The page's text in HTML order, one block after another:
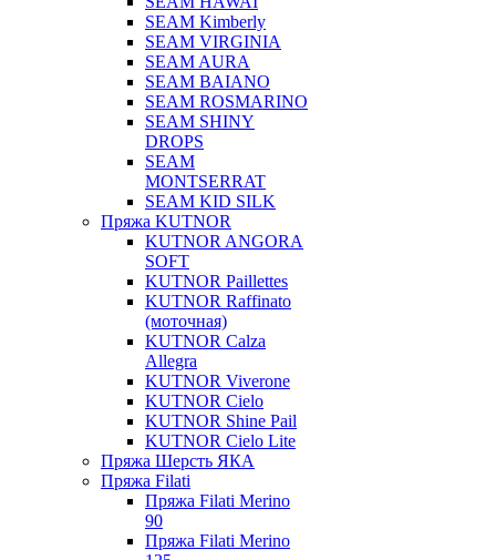
SEAM Kimberly
SEAM VIRGINIA
SEAM AURA
SEAM BAIANO
SEAM ROSMARINO
SEAM SHINY
DROPS
SEAM
MONTSERRAT
SEAM KID SILK
Пряжа KUTNOR
KUTNOR ANGORA
SOFT
KUTNOR Paillettes
KUTNOR Raffinato
(моточная)
KUTNOR Calza
Allegra
KUTNOR Viverone
KUTNOR Cielo
KUTNOR Shine Pail
KUTNOR Cielo Lite
Пряжа Шерсть ЯКА
Пряжа Filati
Пряжа Filati Merino
90
Пряжа Filati Merino